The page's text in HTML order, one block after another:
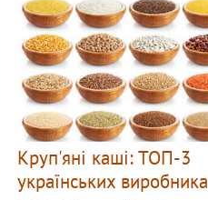
Круп'яні каші: ТОП-3
українських виробника